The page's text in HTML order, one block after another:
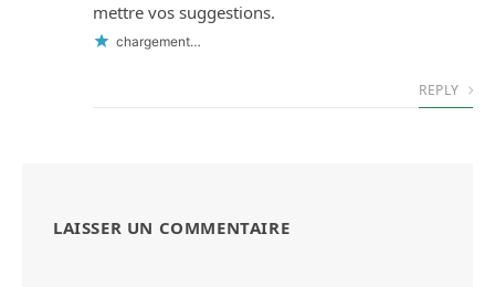
mettre vos suggestions.
chargement…
REPLY
LAISSER UN COMMENTAIRE